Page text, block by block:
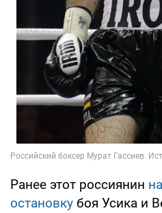
Ранее этот россиянин
остановку боя Усика и